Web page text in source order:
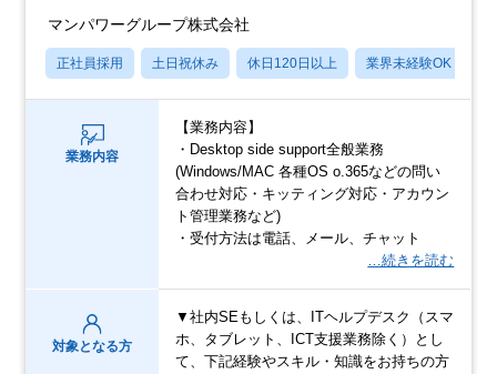
マンパワーグループ株式会社
正社員採用 土日祝休み 休日120日以上 業界未経験OK
業務内容
【業務内容】
・Desktop side support全般業務
(Windows/MAC 各種OS o.365などの問い
合わせ対応・キッティング対応・アカウン
ト管理業務など)
・受付方法は電話、メール、チャット
…続きを読む
対象となる方
▼社内SEもしくは、ITヘルプデスク（スマ
ホ、タブレット、ICT支援業務除く）とし
て、下記経験やスキル・知識をお持ちの方